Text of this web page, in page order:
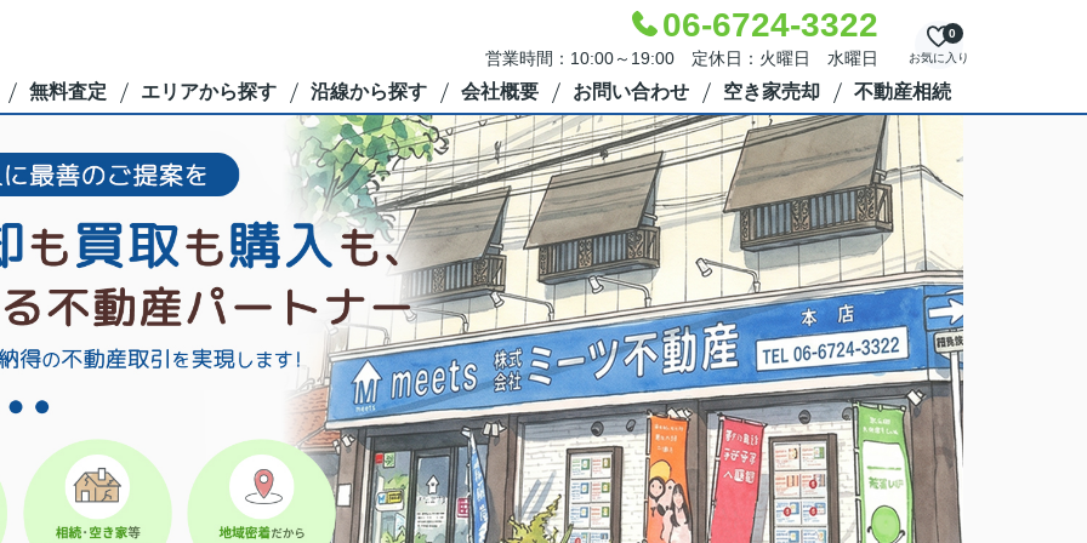
06-6724-3322
営業時間：10:00～19:00 定休日：火曜日 水曜日 お気に入り
0
無料査定 エリアから探す 沿線から探す 会社概要 お問い合わせ 空き家売却 不動産相続